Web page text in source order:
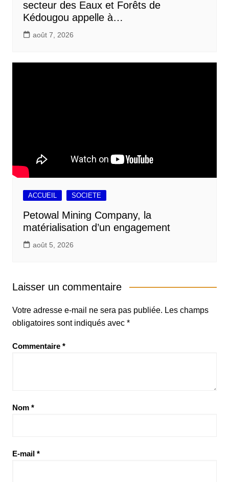
secteur des Eaux et Forêts de
Kédougou appelle à…
août 7, 2026
ACCUEIL SOCIETE
Petowal Mining Company, la
matérialisation d’un engagement
août 5, 2026
Laisser un commentaire
Votre adresse e-mail ne sera pas publiée. Les champs
obligatoires sont indiqués avec *
Commentaire *
Nom *
E-mail *